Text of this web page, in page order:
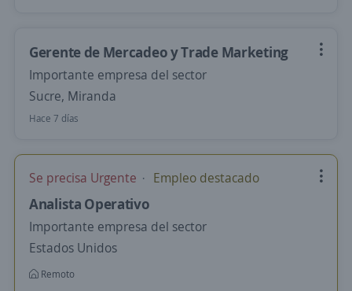
Gerente de Mercadeo y Trade Marketing
Importante empresa del sector
Sucre, Miranda
Hace 7 días
Se precisa Urgente Empleo destacado
Analista Operativo
Importante empresa del sector
Estados Unidos
Remoto